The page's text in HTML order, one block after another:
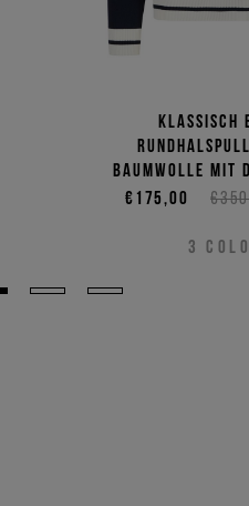
Klassisch
Baumwolle mit
€175,00
3